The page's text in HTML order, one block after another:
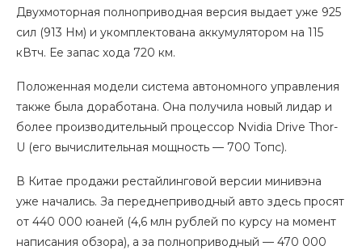
Двухмоторная полноприводная версия выдает уже 925
сил (913 Нм) и укомплектована аккумулятором на 115
кВтч. Ее запас хода 720 км.
Положенная модели система автономного управления
также была доработана. Она получила новый лидар и
более производительный процессор Nvidia Drive Thor-
U (его вычислительная мощность — 700 Топс).
В Китае продажи рестайлинговой версии минивэна
уже начались. За переднеприводный авто здесь просят
от 440 000 юаней (4,6 млн рублей по курсу на момент
написания обзора), а за полноприводный — 470 000